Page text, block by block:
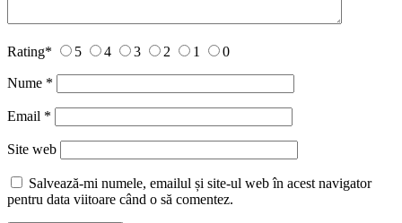
Rating* 5 4 3 2 1 0
Nume *
Email *
Site web
Salvează-mi numele, emailul și site-ul web în acest navigator
pentru data viitoare când o să comentez.